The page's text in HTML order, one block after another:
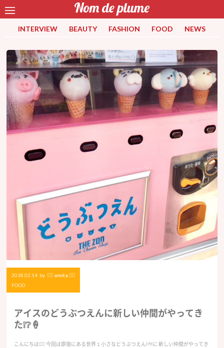
INTERVIEW BEAUTY FASHION FOOD NEWS
2018.02.14 by ♡⃝ amita ♡⃝
FOOD
アイスのどうぶつえんに新しい仲間がやってき
た❕❔🍦
こんにちは🧚‍♀️ 今回は原宿にある世界１小さなどうぶつえん!?!!に 新しい仲間がやってき